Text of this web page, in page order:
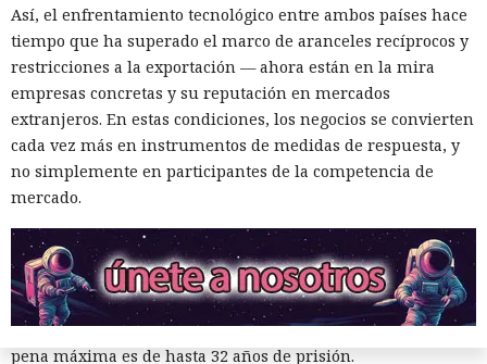
Así, el enfrentamiento tecnológico entre ambos países hace
tiempo que ha superado el marco de aranceles recíprocos y
restricciones a la exportación — ahora están en la mira
empresas concretas y su reputación en mercados
extranjeros. En estas condiciones, los negocios se convierten
cada vez más en instrumentos de medidas de respuesta, y
no simplemente en participantes de la competencia de
mercado.
El canadiense Connor Riley Muka ganó dinero durante
muchos meses con datos robados de otras personas, antes
de ser detenido y entregado a la justicia estadounidense por
uno de los mayores hackeos de los últimos años — ataque a
la plataforma en la nube Snowflake.
Muka, de 26 años, se declaró culpable de cargos de fraude
informático y telefónico, robo agravado de datos personales
y conspiración en un tribunal federal del estado de
Washington. Su sentencia se dictará el 27 de octubre; la
pena máxima es de hasta 32 años de prisión.